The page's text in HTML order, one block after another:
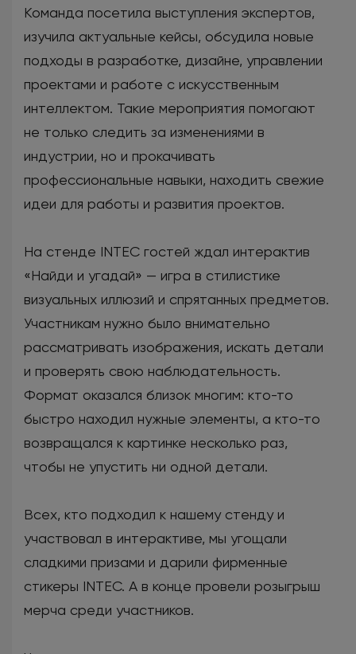
Команда посетила выступления экспертов,
изучила актуальные кейсы, обсудила новые
подходы в разработке, дизайне, управлении
проектами и работе с искусственным
интеллектом. Такие мероприятия помогают
не только следить за изменениями в
индустрии, но и прокачивать
профессиональные навыки, находить свежие
идеи для работы и развития проектов.
На стенде INTEC гостей ждал интерактив
«Найди и угадай» — игра в стилистике
визуальных иллюзий и спрятанных предметов.
Участникам нужно было внимательно
рассматривать изображения, искать детали
и проверять свою наблюдательность.
Формат оказался близок многим: кто-то
быстро находил нужные элементы, а кто-то
возвращался к картинке несколько раз,
чтобы не упустить ни одной детали.
Всех, кто подходил к нашему стенду и
участвовал в интерактиве, мы угощали
сладкими призами и дарили фирменные
стикеры INTEC. А в конце провели розыгрыш
мерча среди участников.